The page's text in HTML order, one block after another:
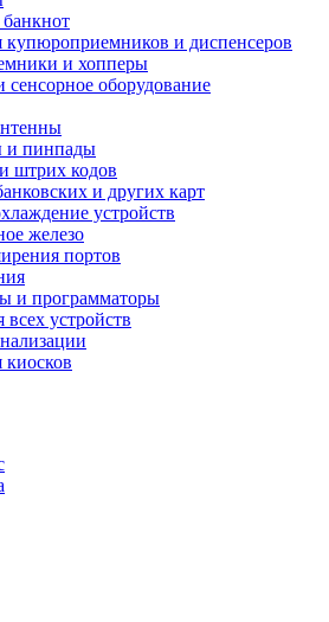
купюроприемников и диспенсеров
и хопперы
оборудование
и пинпады
штрих кодов
и других карт
устройств
железо
портов
и программаторы
устройств
киосков